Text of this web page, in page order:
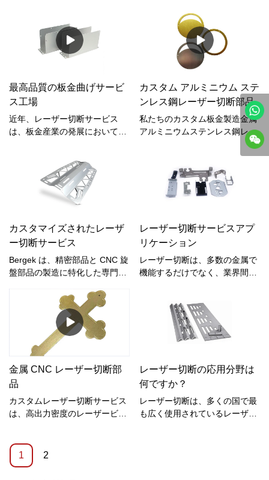
連続的な動きを実現する一種で
あることを知っています。 、そ
の切断能力密度は良好であり、
ザー接続;金属レーザー溶接機な
ど。レーザー焼入れおよび焼き
戻し処理などのレーザー表面改
質材料 (レーザー硬化プライマ
ー、レーザー再溶解、レーザー
成、ポリマー材料のレーザー調
製など、新素材のレーザー生産
と製造。
最高品質の板金曲げサービ
ス工場
近年、レーザー切断サービス
は、板金産業の発展においてま
実用的な機能があり、これらの
実用的な機能により、レーザー
切断の処理効率と切断性能が大
幅に向上します。
カスタム アルミニウム ステ
ンレス鋼レーザー切断部品
私たちのカスタム板金製造金属
アルミニウムステンレス鋼レー
ザー切断部品cnc曲げ溶接レー
ザー切断サービスは、複数のテ
ストを経て、関連する認可され
た輸入品を取得しました& 輸出
認証。合理的に設計された構造
しています。また、Bergek
CNCには、顧客が予想外の利益
を獲得し、多額の費用を節約す
るのに確実に役立ついくつかの
カスタマイズされたレーザ
ー切断サービス
Bergek は、精密部品と CNC 旋
盤部品の製造に特化した専門的
しており、長年の経験がありま
す。当社の製品は、自動車、時
計、工具部品、ICD、および電
気用途で広く使用されていま
レーザー切断サービスアプ
リケーション
レーザー切断は、多数の金属で
機能するだけでなく、業界間で
りもきれいで滑らかでタイトな
カットを得ることができます.機
械加工と同様に、コンピュータ
り、レーザー切断機は、自動
車、コンピューター、およびそ
の他の業界向けの多数の金属部
品を自動的に作成できます。
金属 CNC レーザー切断部
品
カスタムレーザー切断サービス
は、高出力密度のレーザービー
急速に加熱し、蒸発させて穴を
形成し、材料上のビームの移動
レーザー切断の応用分野は
何ですか？
レーザー切断は、多くの国で最
も広く使用されているレーザー
1 2